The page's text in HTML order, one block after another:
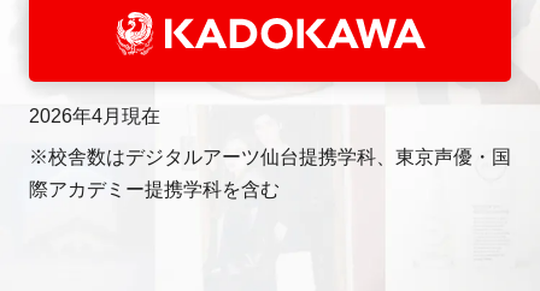
2026年4月現在
※校舎数はデジタルアーツ仙台提携学科、東京声優・国
際アカデミー提携学科を含む